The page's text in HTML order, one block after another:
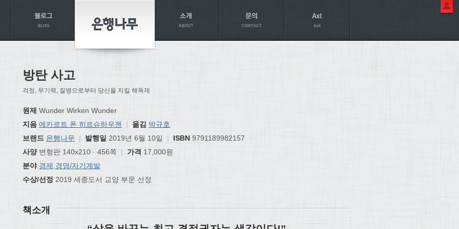
방탄 사고
걱정, 무기력, 질병으로부터 당신을 지킬 해독제
원제 Wunder Wirken Wunder
지음 에카르트 폰 히르슈하우젠 | 옮김 박규호
브랜드 은행나무 | 발행일 2019년 6월 10일 | ISBN 9791189982157
사양변형판 140x210 · 456쪽 | 가격 17,000원
분야 경제,경영/자기계발
수상/선정 2019 세종도서 교양 부문 선정
책소개